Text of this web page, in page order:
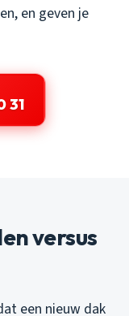
en geven je
31
versus
een nieuw dak